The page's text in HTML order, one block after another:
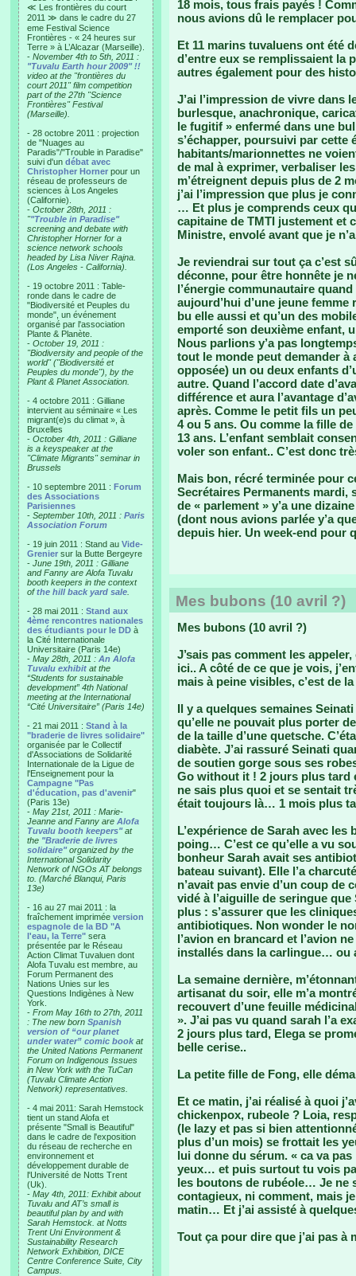
≪ Les frontières du court
2011 ≫ dans le cadre du 27
eme Festival Science
Frontières - « 24 heures sur
Terre » à L’Alcazar (Marseille).
- November 4th to 5th, 2011 :
"Tuvalu Earth hour 2009" !!
video at the "frontières du
court 2011" film competition
part of the 27th "Science
Frontières" Festival
(Marseille).
- 28 octobre 2011 : projection
de "Nuages au
Paradis"/"Trouble in Paradise"
suivi d'un débat avec
Christopher Horner pour un
réseau de professeurs de
sciences à Los Angeles
(Californie).
- October 28th, 2011 :
""Trouble in Paradise"
screening and debate with
Christopher Horner for a
science network schools
headed by Lisa Niver Rajna.
(Los Angeles - California).
- 19 octobre 2011 : Table-
ronde dans le cadre de
"Biodiversité et Peuples du
monde", un événement
organisé par l'association
Plante & Planète.
- October 19, 2011 :
"Biodiversity and people of the
world" ("Biodiversité et
Peuples du monde"), by the
Plant & Planet Association.
- 4 octobre 2011 : Gilliane
intervient au séminaire « Les
migrant(e)s du climat », à
Bruxelles
- October 4th, 2011 : Gilliane
is a keyspeaker at the
"Climate Migrants" seminar in
Brussels
- 10 septembre 2011 : Forum
des Associations
Parisiennes
- September 10th, 2011 : Paris
Association Forum
- 19 juin 2011 : Stand au Vide-
Grenier sur la Butte Bergeyre
- June 19th, 2011 : Gilliane
and Fanny are Alofa Tuvalu
booth keepers in the context
ofthe hill back yard sale
- 28 mai 2011 : Stand aux
4ème rencontres nationales
des étudiants pour le DD à
la Cité Internationale
Universitaire (Paris 14e)
- May 28th, 2011 : An Alofa
Tuvalu exhibit at the
“Students for sustainable
development” 4th National
meeting at the International
“Cité Universitaire” (Paris 14e)
- 21 mai 2011 : Stand à la
"braderie de livres solidaire"
organisée par le Collectif
d'Associations de Solidarité
Internationale de la Ligue de
l'Enseignement pour la
Campagne "Pas
d'éducation, pas d'avenir"
(Paris 13e)
- May 21st, 2011 : Marie-
Jeanne and Fanny are Alofa
Tuvalu booth keepers"at
the "Braderie de livres
solidaire"organized by the
International Solidarity
Network of NGOs AT belongs
to. (Marché Blanqui, Paris
13e)
- 16 au 27 mai 2011 : la
fraîchement imprimée version
espagnole de la BD "A
l'eau, la Terre" sera
présentée par le Réseau
Action Climat Tuvaluen dont
Alofa Tuvalu est membre, au
Forum Permanent des
Nations Unies sur les
Questions Indigènes à New
York.
- From May 16th to 27th, 2011
: The new born Spanish
version of “our planet
under water” comic book at
the United Nations Permanent
Forum on Indigenous Issues
in New York with the TuCan
(Tuvalu Climate Action
Network) representatives.
- 4 mai 2011: Sarah Hemstock
tient un stand Alofa et
présente "Small is Beautiful"
dans le cadre de l'exposition
du réseau de recherche en
environnement et
développement durable de
l'Université de Notts Trent
(Uk).
- May 4th, 2011: Exhibit about
Tuvalu and AT’s small is
beautiful plan by and with
Sarah Hemstock. at Notts
Trent Uni Environment &
Sustainability Research
Network Exhibition, DICE
Centre Conference Suite, City
Campus.
18 mois, tous frais payés !
nous avions dû le remplacer
Et 11 marins tuvaluens ont été
d’entre eux se remplissaient la
autres également pour des
J’ai l’impression de vivre dans
burlesque, anachronique,
le fugitif » enfermé dans une
s’échapper, poursuivi par
habitants/marionnettes ne
de mal à exprimer, verbaliser
m’étreignent depuis plus de 2
j’ai l’impression que plus je
… Et plus je comprends ceux
capitaine de TMTI justement et
Ministre, envolé avant que je
Je reviendrai sur tout ça c’est
déconne, pour être honnête je
l’énergie communautaire
aujourd’hui d’une jeune
bu elle aussi et qu’un des
emporté son deuxième enfant,
Nous parlions y’a pas
tout le monde peut demander à
opposée) un ou deux enfants
autre. Quand l’accord date
différence et aura l’avantage
après. Comme le petit fils un
4 ou 5 ans. Ou comme la fille
13 ans. L’enfant semblait
voler son enfant.. C’est donc
Mais bon, récré terminée pour
Secrétaires Permanents mardi,
de « parlement » y’a une
(dont nous avions parlée y’a
depuis hier. Un week-end pour
Mes bubons (10 avril ?)
Mes bubons (10 avril ?)
J’sais pas comment les
ici.. A côté de ce que je vois,
mais à peine visibles, c’est de
Il y a quelques semaines
qu’elle ne pouvait plus porter
de la taille d’une quetsche.
diabète. J’ai rassuré Seinati
de soutien gorge sous ses
Go without it ! 2 jours plus tard
ne sais plus quoi et se sentait
était toujours là… 1 mois plus
L’expérience de Sarah avec
poing… C’est ce qu’elle a vu
bonheur Sarah avait ses
bateau suivant). Elle l’a
n’avait pas envie d’un coup de
vidé à l’aiguille de seringue
plus : s’assurer que les
antibiotiques. Non wonder le
l’avion en brancard et l’avion
installés dans la carlingue… ou
La semaine dernière,
artisanat du soir, elle m’a
recouvert d’une feuille
». J’ai pas vu quand sarah l’a
2 jours plus tard, Elega se
belle cerise..
La petite fille de Fong, elle
Et ce matin, j’ai réalisé à quoi
chickenpox, rubeole ? Loia,
(le lazy et pas si bien
plus d’un mois) se frottait les
lui donne du sérum. « ca va
yeux… et puis surtout tu vois
les boutons de rubéole… Je ne
contagieux, ni comment, mais
matin… Et j’ai assisté à
Tout ça pour dire que j’ai pas à